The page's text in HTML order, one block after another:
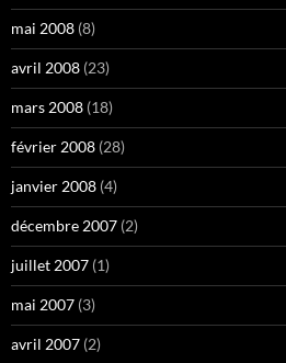
mai 2008 (8)
avril 2008 (23)
mars 2008 (18)
février 2008 (28)
janvier 2008 (4)
décembre 2007 (2)
juillet 2007 (1)
mai 2007 (3)
avril 2007 (2)